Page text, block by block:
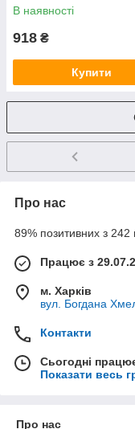
В наявності
918 ₴
Купити
Про нас
89% позитивних з 242
Працює з
м. Харків
вул. Богдана
Контакти
Сьогодні
Показати весь
Про нас